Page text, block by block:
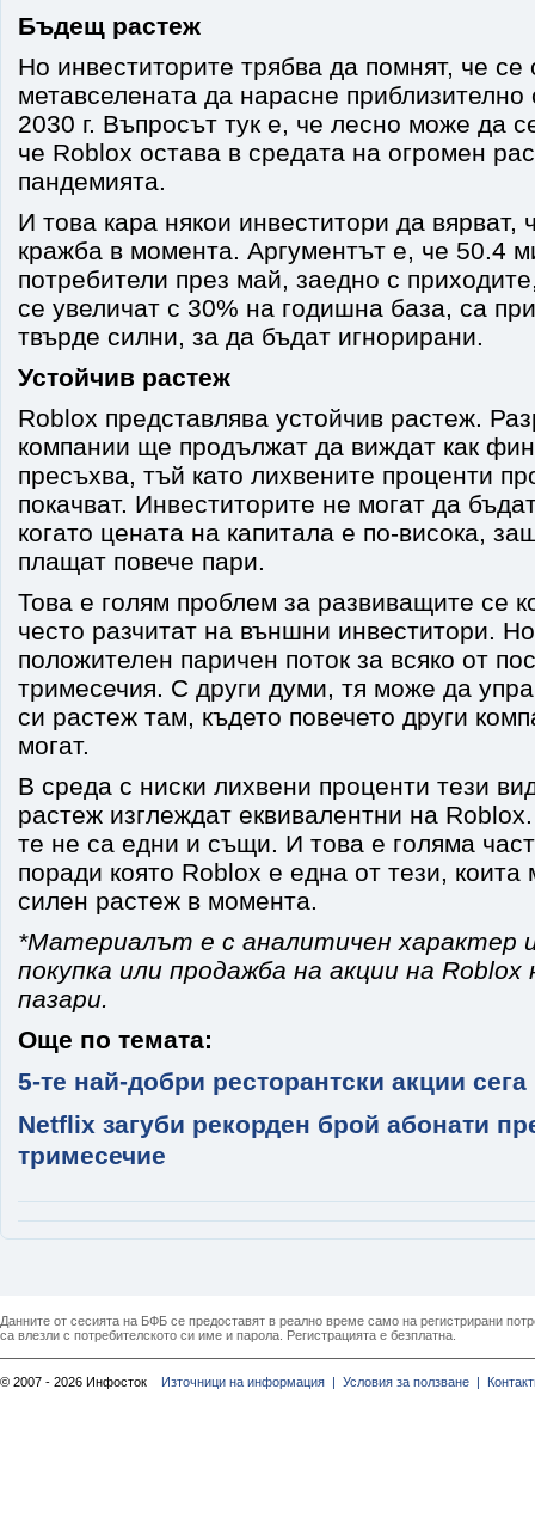
Бъдещ растеж
Но инвеститорите трябва да помнят, че се
метавселената да нарасне
2030 г. Въпросът тук е, че лесно може да
че Roblox остава в средата на огромен
пандемията.
И това кара някои инвеститори да вярват,
кражба в момента. Аргументът е, че 50.4
потребители през май, заедно с
се увеличат с 30% на годишна база, са
твърде силни, за да бъдат игнорирани.
Устойчив растеж
Roblox представлява устойчив растеж.
компании ще продължат да виждат как
пресъхва, тъй като лихвените проценти
покачват. Инвеститорите не могат да
когато цената на капитала е по-висока,
плащат повече пари.
Това е голям проблем за развиващите се
често разчитат на външни инвеститори.
положителен паричен поток за всяко от
тримесечия. С други думи, тя може да
си растеж там, където повечето други
могат.
В среда с ниски лихвени проценти тези
растеж изглеждат еквивалентни на
те не са едни и същи. И това е голяма
поради която Roblox е една от тези,
силен растеж в момента.
*Материалът е с аналитичен характер
покупка или продажба на акции на
пазари.
Още по темата:
5-те най-добри ресторантски акции сега
Netflix загуби рекорден брой абонати
тримесечие
Данните от сесията на БФБ се предоставят в реално време само на регистрирани
са влезли с потребителското си име и парола. Регистрацията е безплатна.
© 2007 - 2026 Инфосток Източници на информация | Условия за ползване |